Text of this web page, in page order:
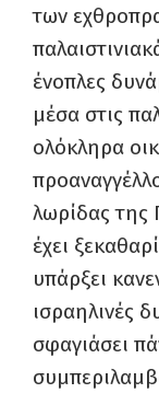
των
ένοπλες
μέσα στις
ολόκληρα
λωρίδας της
έχει
υπάρξει
ισραηλινές
σφαγιάσει